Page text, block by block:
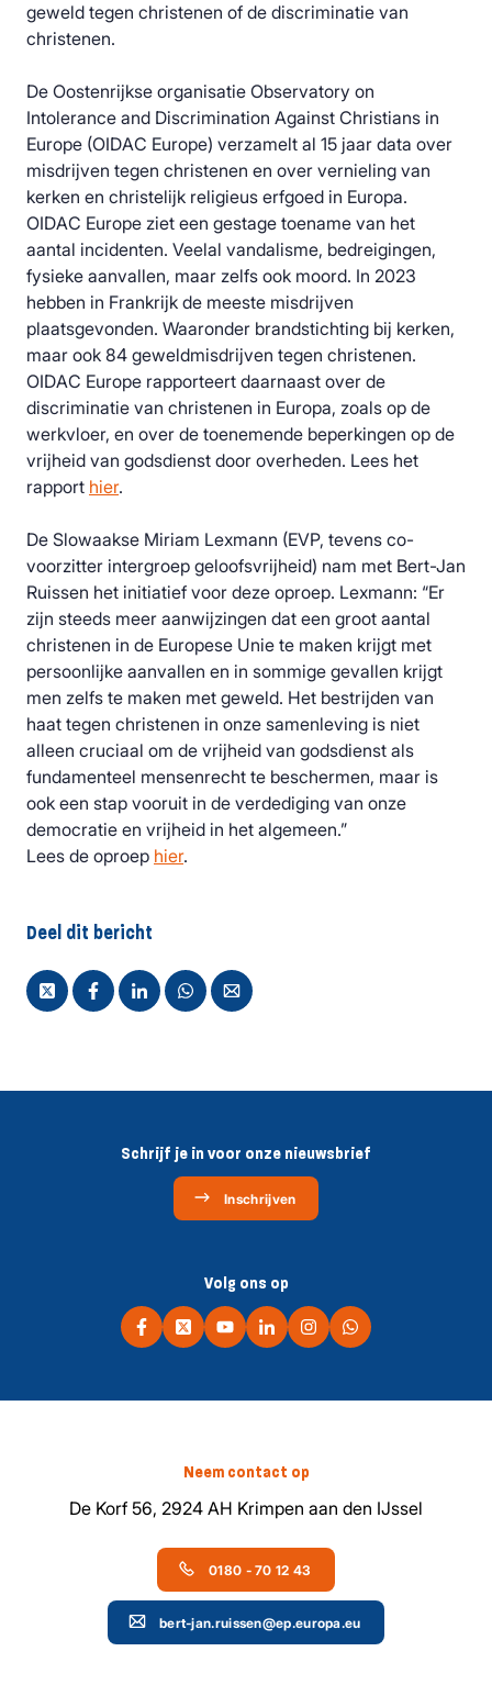
geweld tegen christenen of de discriminatie van
christenen.
De Oostenrijkse organisatie Observatory on
Intolerance and Discrimination Against Christians in
Europe (OIDAC Europe) verzamelt al 15 jaar data over
misdrijven tegen christenen en over vernieling van
kerken en christelijk religieus erfgoed in Europa.
OIDAC Europe ziet een gestage toename van het
aantal incidenten. Veelal vandalisme, bedreigingen,
fysieke aanvallen, maar zelfs ook moord. In 2023
hebben in Frankrijk de meeste misdrijven
plaatsgevonden. Waaronder brandstichting bij kerken,
maar ook 84 geweldmisdrijven tegen christenen.
OIDAC Europe rapporteert daarnaast over de
discriminatie van christenen in Europa, zoals op de
werkvloer, en over de toenemende beperkingen op de
vrijheid van godsdienst door overheden. Lees het
rapport hier.
De Slowaakse Miriam Lexmann (EVP, tevens co-
voorzitter intergroep geloofsvrijheid) nam met Bert-Jan
Ruissen het initiatief voor deze oproep. Lexmann: “Er
zijn steeds meer aanwijzingen dat een groot aantal
christenen in de Europese Unie te maken krijgt met
persoonlijke aanvallen en in sommige gevallen krijgt
men zelfs te maken met geweld. Het bestrijden van
haat tegen christenen in onze samenleving is niet
alleen cruciaal om de vrijheid van godsdienst als
fundamenteel mensenrecht te beschermen, maar is
ook een stap vooruit in de verdediging van onze
democratie en vrijheid in het algemeen.”
Lees de oproep hier.
Deel dit bericht
Schrijf je in voor onze nieuwsbrief
Inschrijven
Volg ons op
Neem contact op
De Korf 56, 2924 AH Krimpen aan den IJssel
0180 - 70 12 43
bert-jan.ruissen@ep.europa.eu